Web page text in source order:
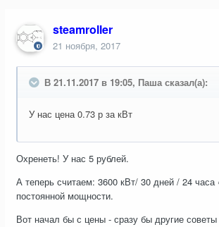
steamroller
21 ноября, 2017
В 21.11.2017 в 19:05, Паша сказал(а):
У нас цена 0.73 р за кВт
Охренеть! У нас 5 рублей.
А теперь считаем: 3600 кВт/ 30 дней / 24 часа
постоянной мощности.
Вот начал бы с цены - сразу бы другие